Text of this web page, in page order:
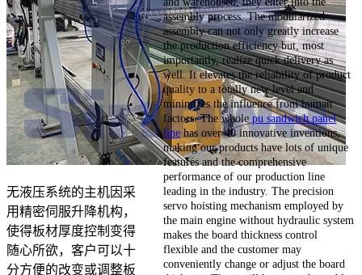
无液压系统的主机因采
用精密伺服升降机构，
使得板材厚度控制变得
随心所欲，客户可以十
分方便的改变或调整板
assembly process. The modularized
assembly can not only greatly increase
the production efficiency but, most
importantly, realize quick delivery as
well. It elevates the reliability of product
quality to a totally new level and
minimizes the influence from human
factors. The wholepu sandwich panel
linehas over 40 innovative inventions,
making our products have lots of unique
features and the comprehensive
performance of our production line
leading in the industry. The precision
servo hoisting mechanism employed by
the main engine without hydraulic system
makes the board thickness control
flexible and the customer may
conveniently change or adjust the board